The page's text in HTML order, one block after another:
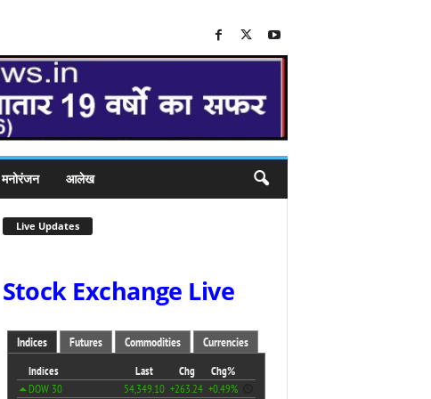
मनोरंजन आलेख
Live Updates
Stock Exchange Live